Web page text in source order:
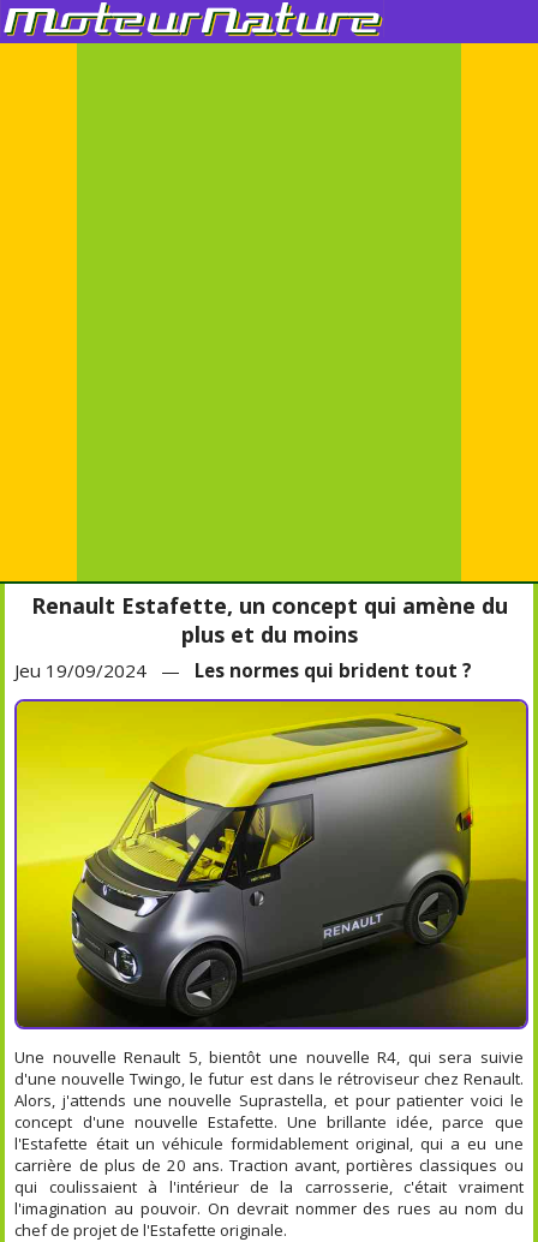
Renault Estafette, un concept qui amène du
plus et du moins
Jeu 19/09/2024 — Les normes qui brident tout ?
Une nouvelle Renault 5, bientôt une nouvelle R4, qui sera suivie
d'une nouvelle Twingo, le futur est dans le rétroviseur chez Renault.
Alors, j'attends une nouvelle Suprastella, et pour patienter voici le
concept d'une nouvelle Estafette. Une brillante idée, parce que
l'Estafette était un véhicule formidablement original, qui a eu une
carrière de plus de 20 ans. Traction avant, portières classiques ou
qui coulissaient à l'intérieur de la carrosserie, c'était vraiment
l'imagination au pouvoir. On devrait nommer des rues au nom du
chef de projet de l'Estafette originale.